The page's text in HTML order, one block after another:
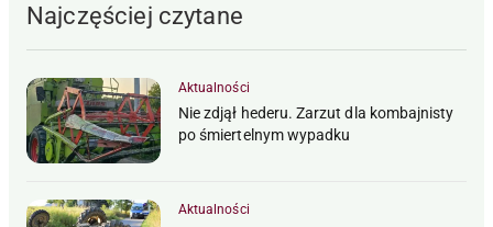
Najczęściej czytane
Aktualności
Nie zdjął hederu. Zarzut dla kombajnisty
po śmiertelnym wypadku
Aktualności